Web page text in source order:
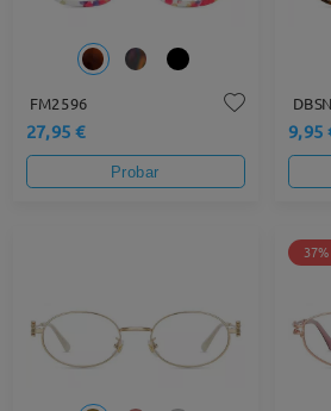
FM2596
27,95 €
Probar
9,95